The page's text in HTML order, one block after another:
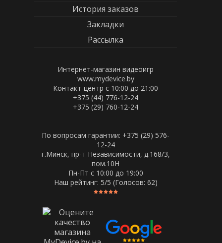
История заказов
Закладки
Рассылка
Интернет-магазин видеоигр
www.mydevice.by
Контакт-центр с 10:00 до 21:00
+375 (44) 776-12-24
+375 (29) 760-12-24
По вопросам гарантии: +375 (29) 576-
12-24
г.Минск, пр-т Независимости, д.168/3,
пом.10Н
Пн-Пт c 10:00 до 19:00
Наш рейтинг: 5/5 (Голосов: 62)